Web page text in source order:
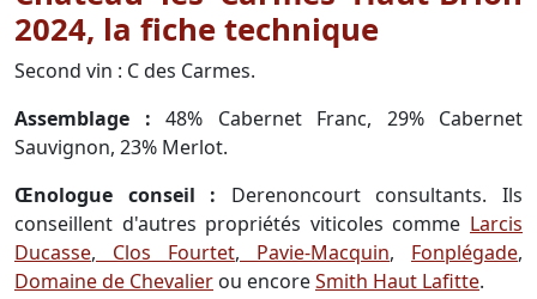
2024, la fiche technique
Second vin : C des Carmes.
Assemblage : 48% Cabernet Franc, 29% Cabernet
Sauvignon, 23% Merlot.
Œnologue conseil : Derenoncourt consultants. Ils
conseillent d'autres propriétés viticoles comme Larcis
Ducasse, Clos Fourtet, Pavie-Macquin, Fonplégade,
Domaine de Chevalier ou encoreSmith Haut Lafitte.